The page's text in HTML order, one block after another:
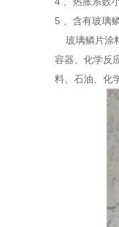
5 、含有玻璃
玻璃鳞片涂
容器、化学反
料、石油、化